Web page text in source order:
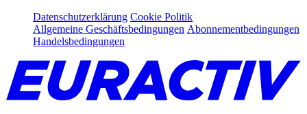
Datenschutzerklärung Cookie Politik
Allgemeine Geschäftsbedingungen Abonnementbedingungen
Handelsbedingungen